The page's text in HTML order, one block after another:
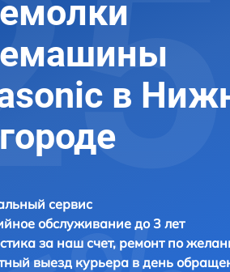
в
сервис
обслуживание до 3 лет
за наш счет, ремонт по
выезд курьера в день